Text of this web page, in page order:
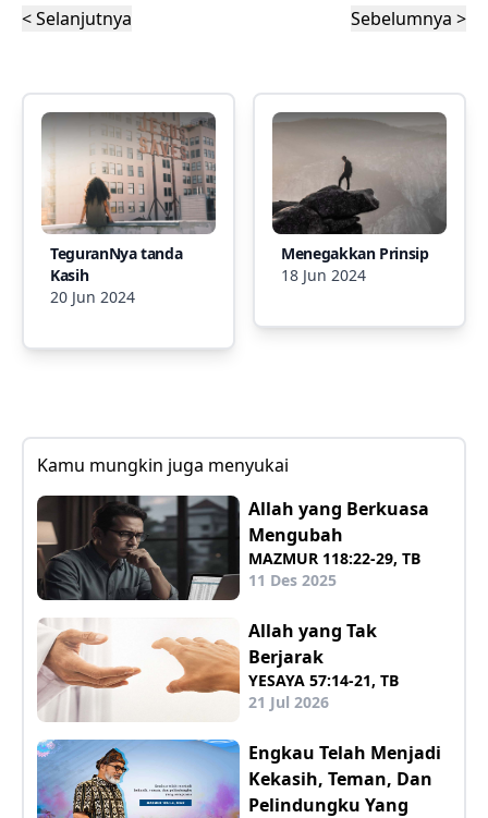
< Selanjutnya Sebelumnya >
TeguranNya tanda
Kasih
20 Jun 2024
Menegakkan Prinsip
18 Jun 2024
Kamu mungkin juga menyukai
Allah yang Berkuasa
Mengubah
MAZMUR 118:22-29, TB
11 Des 2025
Allah yang Tak
Berjarak
YESAYA 57:14-21, TB
21 Jul 2026
Engkau Telah Menjadi
Kekasih, Teman, Dan
Pelindungku Yang